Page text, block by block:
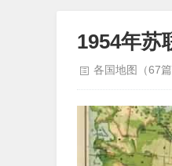
1954年苏
各国地图（67篇